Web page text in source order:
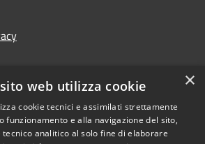
accessibilità
×
web utilizza cookie
cookie tecnici e assimilati strettamente
funzionamento e alla navigazione del sito,
tecnico analitico al solo fine di elaborare